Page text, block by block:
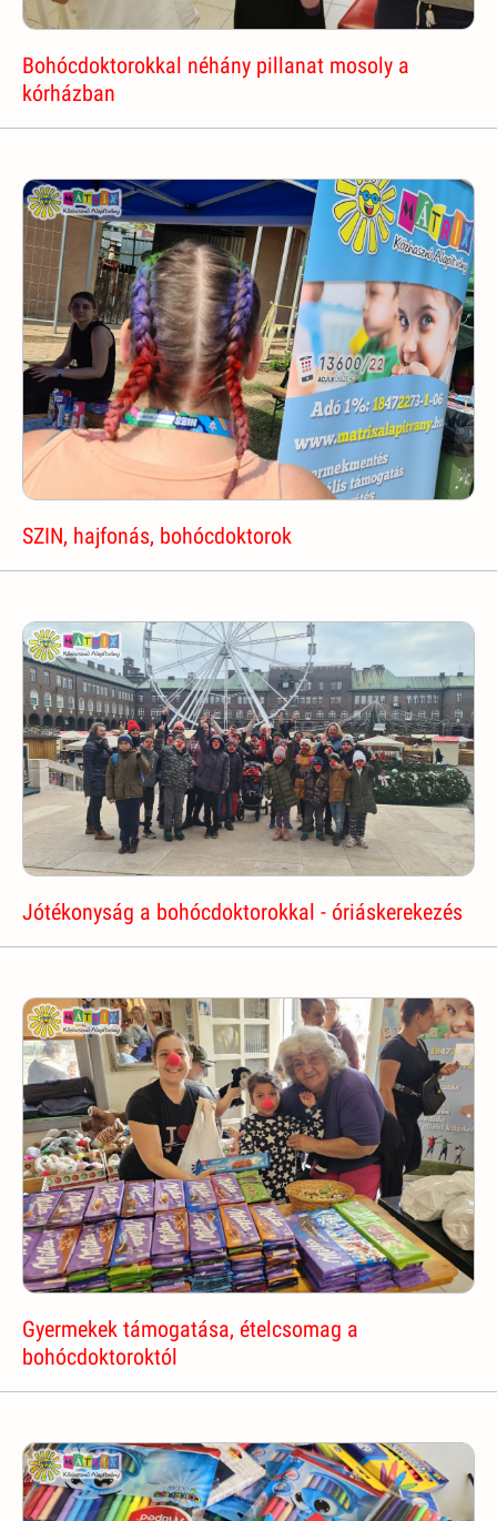
Bohócdoktorokkal néhány pillanat mosoly a
kórházban
SZIN, hajfonás, bohócdoktorok
Jótékonyság a bohócdoktorokkal - óriáskerekezés
Gyermekek támogatása, ételcsomag a
bohócdoktoroktól